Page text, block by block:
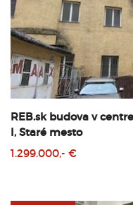
REB.sk budova v
I, Staré mesto
1.299.000,- €